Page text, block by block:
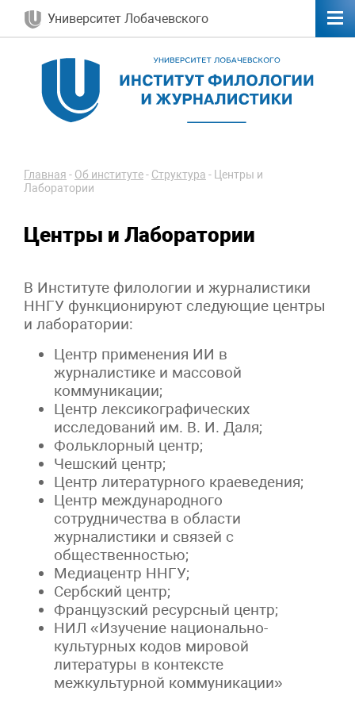
Университет Лобачевского
Главная - Об институте- Структура - Центры и
Лаборатории
Центры и Лаборатории
В Институте филологии и журналистики
ННГУ функционируют следующие центры
и лаборатории:
Центр применения ИИ в
журналистике и массовой
коммуникации;
Центр лексикографических
исследований им. В. И. Даля;
Фольклорный центр;
Чешский центр;
Центр литературного краеведения;
Центр международного
сотрудничества в области
журналистики и связей с
общественностью;
Медиацентр ННГУ;
Сербский центр;
Французский ресурсный центр;
НИЛ «Изучение национально-
культурных кодов мировой
литературы в контексте
межкультурной коммуникации»